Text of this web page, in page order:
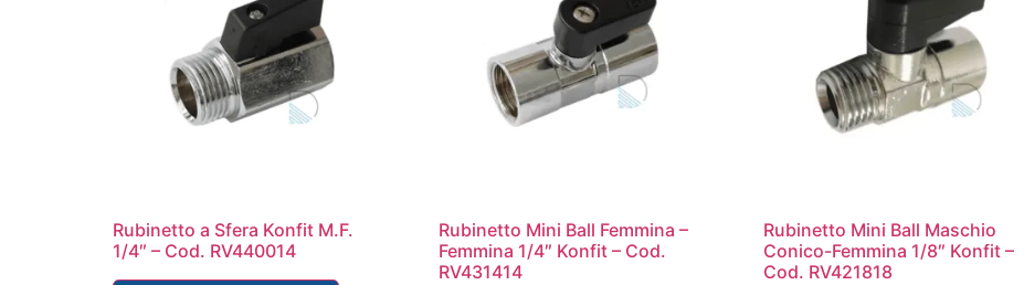
Rubinetto a Sfera Konfit M.F.
1/4″ – Cod. RV440014
Rubinetto Mini Ball Femmina –
Femmina 1/4″ Konfit – Cod.
RV431414
Rubinetto Mini Ball Maschio
Conico-Femmina 1/8″ Konfit –
Cod. RV421818